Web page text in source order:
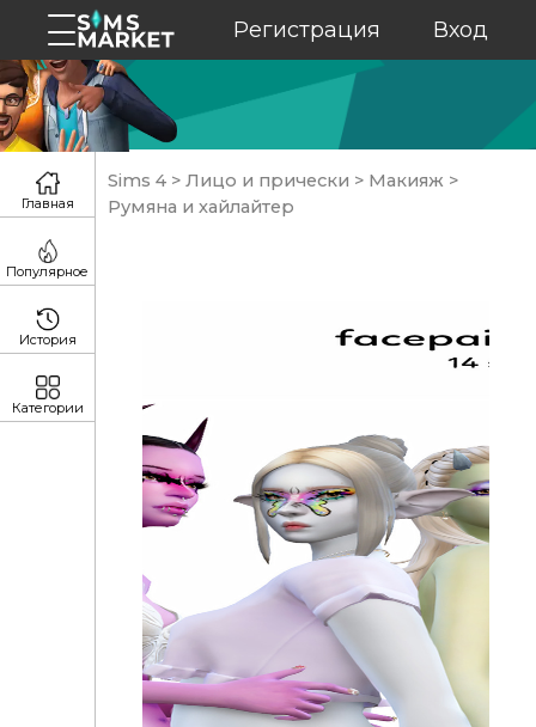
Регистрация Вход
Sims 4 > Лицо и прически > Макияж >
Румяна и хайлайтер
Главная
Популярное
История
Категории